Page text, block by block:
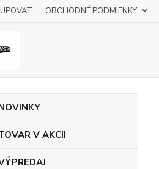
OBCHODNÉ PODMIENKY
V AKCII